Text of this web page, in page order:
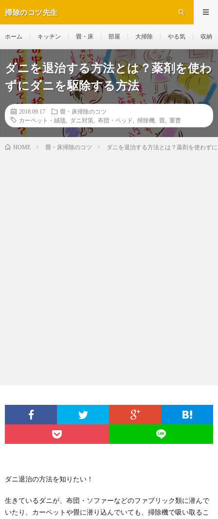
掃除のコツ先生
ホーム キッチン 畳・床 部屋 大掃除 やる気 収納
ダニを退治する方法とは？薬剤を使わ
ずにダニを駆除する方法
2018.09.17
畳・床掃除のコツ
カーペット・絨毯
ダニ対策 布団・ベッド 掃除機 畳 重曹
HOME 畳・床掃除のコツ ダニを退治する方法とは？薬剤を使わず
ダニ退治の方法を知りたい！
生きているダニが、布団・ソファーなどのファブリック類に潜んで
いたり、カーペットや畳に潜り込んでいても、掃除機で吸い取るこ